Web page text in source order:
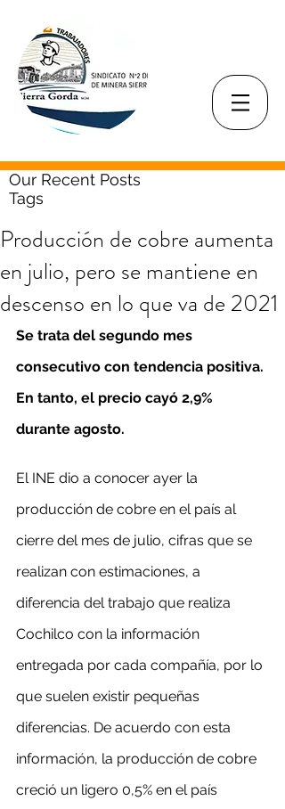
Our Recent Posts
Tags
Producción de cobre aumenta
en julio, pero se mantiene en
descenso en lo que va de 2021
Se trata del segundo mes
consecutivo con tendencia positiva.
En tanto, el precio cayó 2,9%
durante agosto.
El INE dio a conocer ayer la
producción de cobre en el país al
cierre del mes de julio, cifras que se
realizan con estimaciones, a
diferencia del trabajo que realiza
Cochilco con la información
entregada por cada compañía, por lo
que suelen existir pequeñas
diferencias. De acuerdo con esta
información, la producción de cobre
creció un ligero 0,5% en el país